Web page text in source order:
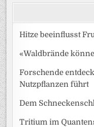
Hitze beeinflusst
«Waldbrände
Forschende
Nutzpflanzen führt
Dem
Tritium im